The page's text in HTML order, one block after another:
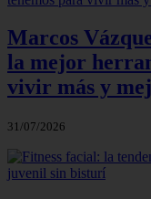
Marcos
la mejor
vivir más y
31/07/2026